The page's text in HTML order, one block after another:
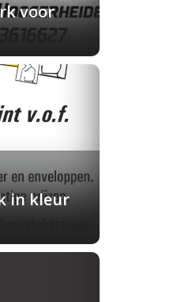
voor
in kleur